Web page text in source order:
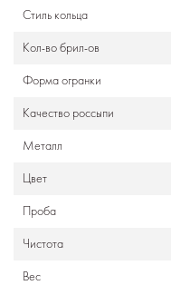
Стиль кольца
Кол-во брил-ов
Формa огранки
Качество россыпи
Металл
Цвет
Проба
Чистота
Вес